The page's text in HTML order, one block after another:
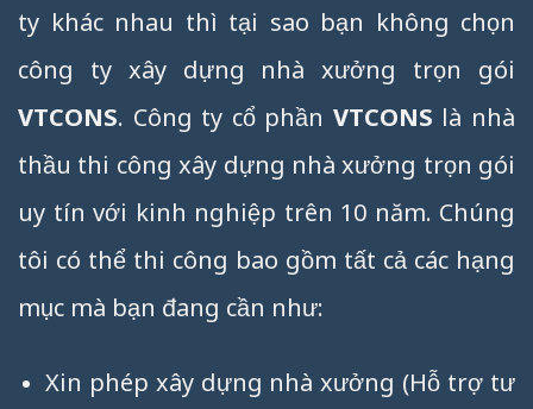
ty khác nhau thì tại sao bạn không chọn
công ty xây dựng nhà xưởng trọn gói
VTCONS. Công ty cổ phần VTCONS là nhà
thầu thi công xây dựng nhà xưởng trọn gói
uy tín với kinh nghiệp trên 10 năm. Chúng
tôi có thể thi công bao gồm tất cả các hạng
mục mà bạn đang cần như:
Xin phép xây dựng nhà xưởng (Hỗ trợ tư